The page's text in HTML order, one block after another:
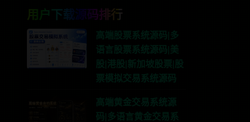
用户下载源码排行
高端股票系统源码|多
语言股票系统源码|美
股|港股|新加坡股票|股
票模拟交易系统源码
高端黄金交易系统源
码|多语言黄金交易系